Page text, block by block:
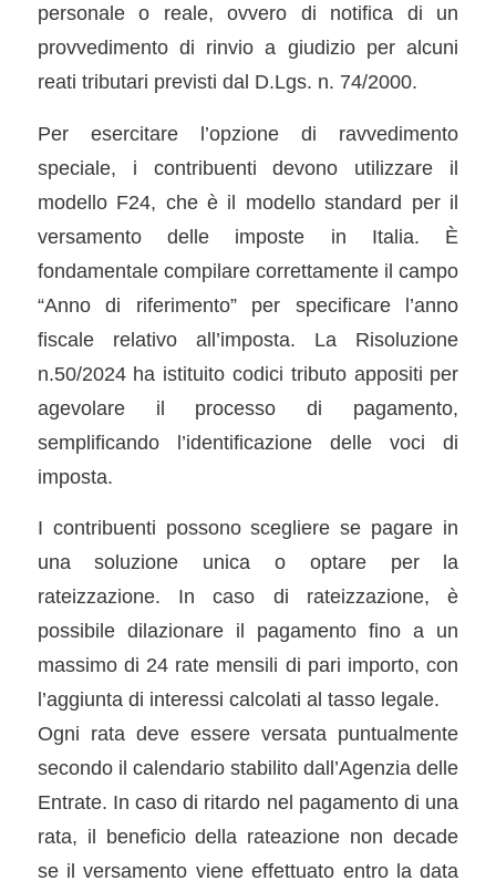
personale o reale, ovvero di notifica di un
provvedimento di rinvio a giudizio per alcuni
reati tributari previsti dal D.Lgs. n. 74/2000.
Per esercitare l’opzione di ravvedimento
speciale, i contribuenti devono utilizzare il
modello F24, che è il modello standard per il
versamento delle imposte in Italia. È
fondamentale compilare correttamente il campo
“Anno di riferimento” per specificare l’anno
fiscale relativo all’imposta. La Risoluzione
n.50/2024 ha istituito codici tributo appositi per
agevolare il processo di pagamento,
semplificando l’identificazione delle voci di
imposta.
I contribuenti possono scegliere se pagare in
una soluzione unica o optare per la
rateizzazione. In caso di rateizzazione, è
possibile dilazionare il pagamento fino a un
massimo di 24 rate mensili di pari importo, con
l’aggiunta di interessi calcolati al tasso legale.
Ogni rata deve essere versata puntualmente
secondo il calendario stabilito dall’Agenzia delle
Entrate. In caso di ritardo nel pagamento di una
rata, il beneficio della rateazione non decade
se il versamento viene effettuato entro la data